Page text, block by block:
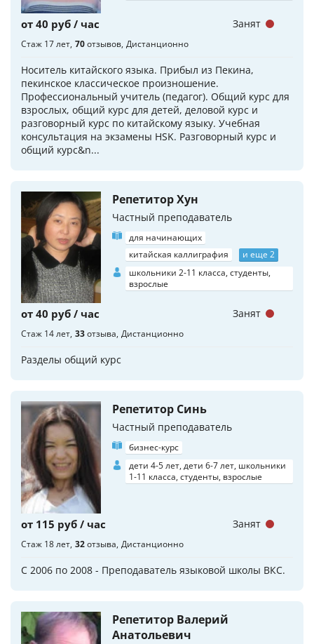
от 40 руб / час
Стаж 17 лет 70отзывов Дистанционно
Носитель китайского языка. Прибыл из Пекина,
пекинское классическое произношение.
Профессиональный учитель (педагог). Общий курс для
взрослых, общий курс для детей, деловой курс и
разговорный курс по китайскому языку. Учебная
консультация на экзамены HSK. Разговорный курс и
общий курс&n...
Занят
Репетитор Хун
Частный преподаватель
для начинающих
китайская каллиграфия
и еще 2
школьники 2-11 класса, студенты,
взрослые
от 40 руб / час
Стаж 14 лет 33отзыва Дистанционно
Разделы общий курс
Занят
Репетитор Синь
Частный преподаватель
бизнес-курс
дети 4-5 лет, дети 6-7 лет, школьники
1-11 класса, студенты, взрослые
от 115 руб / час
Стаж 18 лет 32отзыва Дистанционно
С 2006 по 2008 - Преподаватель языковой школы ВКС.
Занят
Репетитор Валерий
Анатольевич